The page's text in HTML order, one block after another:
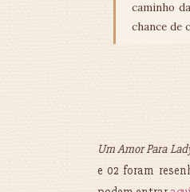
caminho
chance de
Um Amor Para
e 02 foram